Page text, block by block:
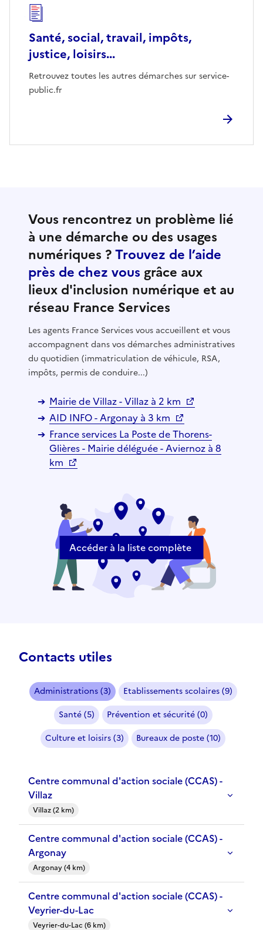
Santé, social, travail, impôts,
justice, loisirs...
Retrouvez toutes les autres démarches sur service-
public.fr
Vous rencontrez un problème lié
à une démarche ou des usages
numériques ?Trouvez de l’aide
près de chez vous grâce aux
lieux d'inclusion numérique et au
réseau France Services
Les agents France Services vous accueillent et vous
accompagnent dans vos démarches administratives
du quotidien (immatriculation de véhicule, RSA,
impôts, permis de conduire...)
Mairie de Villaz - Villaz à 2 km
AID INFO - Argonay à 3 km
France services La Poste de Thorens-
Glières - Mairie déléguée - Aviernoz à 8
km
Accéder à la liste complète
Contacts utiles
Administrations (3)
Etablissements scolaires (9)
Santé (5)
Prévention et sécurité (0)
Culture et loisirs (3)
Bureaux de poste (10)
Centre communal d'action sociale (CCAS) -
Villaz
Villaz (2 km)
Centre communal d'action sociale (CCAS) -
Argonay
Argonay (4 km)
Centre communal d'action sociale (CCAS) -
Veyrier-du-Lac
Veyrier-du-Lac (6 km)